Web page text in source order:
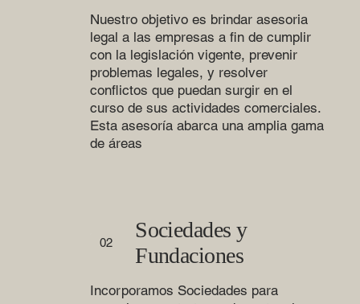
Nuestro objetivo es brindar asesoria
legal a las empresas a fin de cumplir
con la legislación vigente, prevenir
problemas legales, y resolver
conflictos que puedan surgir en el
curso de sus actividades comerciales.
Esta asesoría abarca una amplia gama
de áreas
02
Sociedades y
Fundaciones
Incorporamos Sociedades para